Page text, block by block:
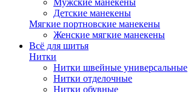
Мужские манекены
Детские манекены
Мягкие портновские манекены
Женские мягкие манекены
Всё для шитья
Нитки
Нитки швейные универсальные
Нитки отделочные
Нитки обувные